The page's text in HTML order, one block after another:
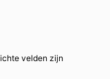
velden zijn